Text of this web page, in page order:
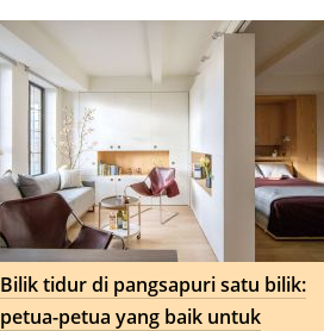
Bilik tidur di pangsapuri satu bilik:
petua-petua yang baik untuk